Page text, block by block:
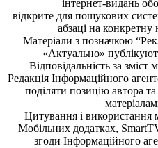
інтернет-видань
відкрите для пошукових
абзаці на
Матеріали з позначкою
«Актуально»
Відповідальність за зміст
Редакція Інформаційного
поділяти позицію автора та
Цитування і використання
Мобільних додатках,
згоди Інформаційного